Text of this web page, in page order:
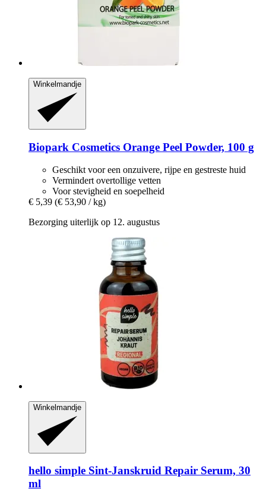
Winkelmandje
Biopark Cosmetics Orange Peel Powder, 100 g
Geschikt voor een onzuivere, rijpe en gestreste huid
Vermindert overtollige vetten
Voor stevigheid en soepelheid
€ 5,39 (€ 53,90 / kg)
Bezorging uiterlijk op 12. augustus
Winkelmandje
hello simple Sint-​Janskruid Repair Serum, 30
ml